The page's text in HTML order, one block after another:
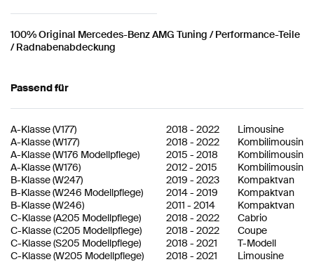
100% Original Mercedes-Benz AMG Tuning / Performance-Teile
/ Radnabenabdeckung
Passend für
A-Klasse(V177) 2018 - 2022
Limousine
A-Klasse(W177) 2018 - 2022
Kombilimousine
A-Klasse(W176 Modellpflege) 2015 - 2018
Kombilimousine
A-Klasse(W176) 2012- 2015
Kombilimousine
B-Klasse(W247) 2019 - 2023
Kompaktvan
B-Klasse(W246 Modellpflege) 2014- 2019
Kompaktvan
B-Klasse(W246) 2011 - 2014
Kompaktvan
C-Klasse(A205 Modellpflege) 2018 - 2022
Cabrio
C-Klasse(C205 Modellpflege) 2018 - 2022
Coupe
C-Klasse(S205 Modellpflege) 2018 - 2021
T-Modell
C-Klasse(W205 Modellpflege) 2018 - 2021
Limousine